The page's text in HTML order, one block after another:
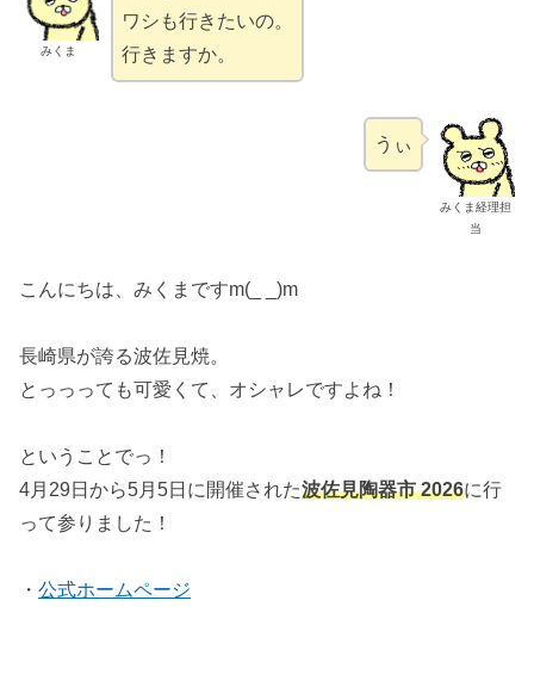
みくま
ワシも行きたいの。
行きますか。
みくま経理担
当
うぃ
こんにちは、みくまですm(_ _)m
長崎県が誇る波佐見焼。
とっっっても可愛くて、オシャレですよね！
ということでっ！
4月29日から5月5日に開催された波佐見陶器市 2026に行
って参りました！
・ 公式ホームページ